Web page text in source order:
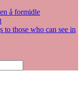
å formidle
to those who can see in